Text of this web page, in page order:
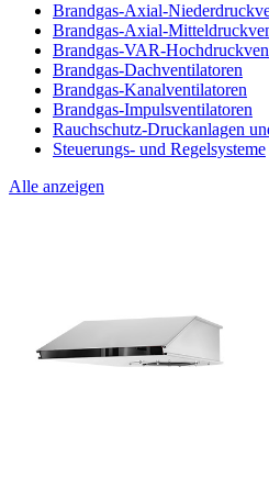
Brandgas-Axial-
Brandgas-Axial-
Brandgas-VAR-
Brandgas-Dachventilatoren
Brandgas-Kanalventilatoren
Brandgas-Impulsventilatoren
Rauchschutz-Druckanlagen
Steuerungs- und Regelsysteme
Alle anzeigen